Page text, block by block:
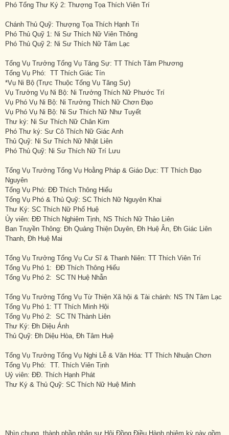
Phó Tổng Thư Ký 2: Thượng Tọa Thích Viên Trí
Chánh Thủ Quỹ: Thượng Tọa Thích Hạnh Tri
Phó Thủ Quỹ 1: Ni Sư Thích Nữ Viên Thông
Phó Thủ Quỹ 2: Ni Sư Thích Nữ Tâm Lạc
Tổng Vụ Trưởng Tổng Vụ Tăng Sự: TT Thích Tâm Phương
Tổng Vụ Phó: TT Thích Giác Tín
*Vụ Ni Bộ (Trực Thuộc Tổng Vụ Tăng Sự)
Vụ Trưởng Vụ Ni Bộ: Ni Trưởng Thích Nữ Phước Trí
Vụ Phó Vụ Ni Bộ: Ni Trưởng Thích Nữ Chơn Đạo
Vụ Phó Vụ Ni Bộ: Ni Sư Thích Nữ Như Tuyết
Thư ký: Ni Sư Thích Nữ Chân Kim
Phó Thư ký: Sư Cô Thích Nữ Giác Anh
Thủ Quỹ: Ni Sư Thích Nữ Nhật Liên
Phó Thủ Quỹ: Ni Sư Thích Nữ Trí Lưu
Tổng Vụ Trưởng Tổng Vụ Hoằng Pháp & Giáo Dục: TT Thích Đạo
Nguyên
Tổng Vụ Phó: ĐĐ Thích Thông Hiếu
Tổng Vụ Phó & Thủ Quỹ: SC Thích Nữ Nguyên Khai
Thư Ký: SC Thích Nữ Phổ Huệ
Ủy viên: ĐĐ Thích Nghiêm Tịnh, NS Thích Nữ Thảo Liên
Ban Truyền Thông: Đh Quảng Thiện Duyên, Đh Huệ Ân, Đh Giác Liên
Thanh, Đh Huệ Mai
Tổng Vụ Trưởng Tổng Vụ Cư Sĩ & Thanh Niên: TT Thích Viên Trí
Tổng Vụ Phó 1: ĐĐ Thích Thông Hiếu
Tổng Vụ Phó 2: SC TN Huệ Nhẫn
Tổng Vụ Trưởng Tổng Vụ Từ Thiện Xã hội & Tài chánh: NS TN Tâm Lạc
Tổng Vụ Phó 1: TT Thích Minh Hội
Tổng Vụ Phó 2: SC TN Thành Liên
Thư Ký: Đh Diệu Ánh
Thủ Quỹ: Đh Diệu Hòa, Đh Tâm Huệ
Tổng Vụ Trưởng Tổng Vụ Nghi Lễ & Văn Hóa: TT Thích Nhuận Chơn
Tổng Vụ Phó: TT. Thích Viên Tịnh
Uỷ viên: ĐĐ. Thích Hạnh Phát
Thư Ký & Thủ Quỹ: SC Thích Nữ Huệ Minh
Nhìn chung, thành phần nhân sự Hội Đồng Điều Hành nhiệm kỳ này gồm